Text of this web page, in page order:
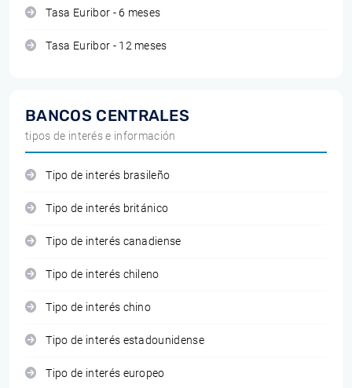
Tasa Euribor - 6 meses
Tasa Euribor - 12 meses
BANCOS CENTRALES
tipos de interés e información
Tipo de interés brasileño
Tipo de interés británico
Tipo de interés canadiense
Tipo de interés chileno
Tipo de interés chino
Tipo de interés estadounidense
Tipo de interés europeo